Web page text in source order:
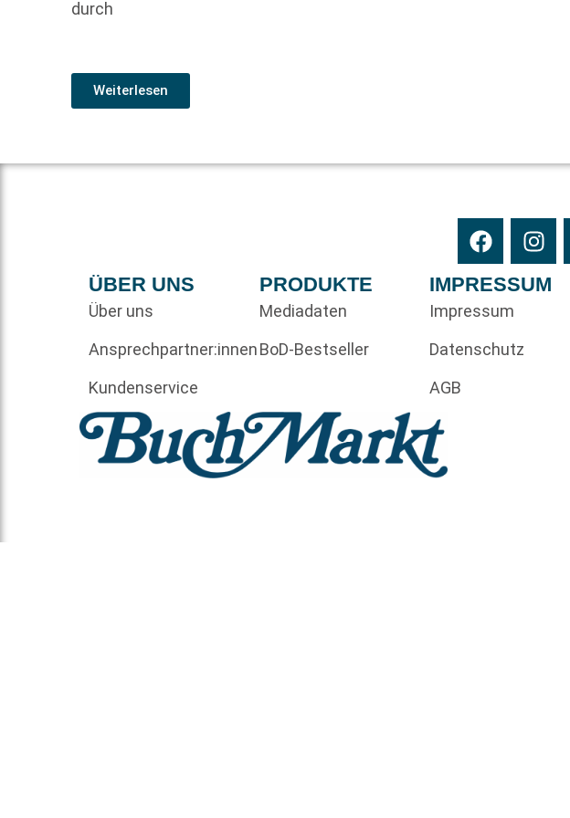
durch
Weiterlesen
ÜBER UNS
Über uns
Ansprechpartner:innen
Kundenservice
PRODUKTE
Mediadaten
BoD-Bestseller
IMPRESSUM
Impressum
Datenschutz
AGB